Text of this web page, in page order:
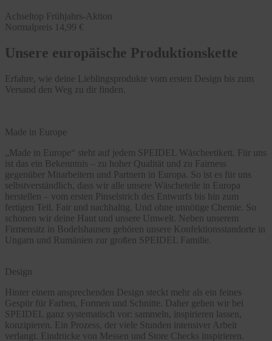
Achseltop Frühjahrs-Aktion
Normalpreis 14,99 €
Unsere europäische Produktionskette
Erfahre, wie deine Lieblingsprodukte vom ersten Design bis zum
Versand den Weg zu dir finden.
Made in Europe
„Made in Europe“ steht auf jedem SPEIDEL Wäscheetikett. Für uns
ist das ein Bekenntnis – zu hoher Qualität und zu Fairness
gegenüber Mitarbeitern und Partnern in Europa. So ist es für uns
selbstverständlich, dass wir alle unsere Wäscheteile in Europa
herstellen – vom ersten Pinselstrich des Entwurfs bis hin zum
fertigen Teil. Fair und nachhaltig. Und ohne unnötige Chemie. So
schonen wir deine Haut und unsere Umwelt. Neben unserem
Firmensitz in Bodelshausen gehören unsere Konfektionsstandorte in
Ungarn und Rumänien zur großen SPEIDEL Familie.
Design
Hinter einem ansprechenden Design steckt mehr als ein feines
Gespür für Farben, Formen und Schnitte. Daher gehen wir bei
SPEIDEL ganz systematisch vor: sammeln, inspirieren lassen,
konzipieren. Ein Prozess, der viele Stunden intensiver Arbeit
verlangt. Eindrücke von Messen und Store Checks inspirieren.